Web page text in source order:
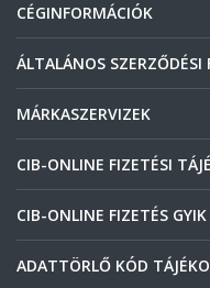
CÉGINFORMÁCIÓK
ÁLTALÁNOS SZERZŐDÉSI
MÁRKASZERVIZEK
CIB-ONLINE FIZETÉSI
CIB-ONLINE FIZETÉS GYIK
ADATTÖRLŐ KÓD